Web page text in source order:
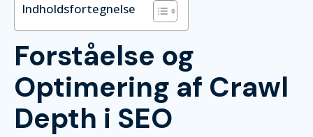
Indholdsfortegnelse
Forståelse og
Optimering af Crawl
Depth i SEO